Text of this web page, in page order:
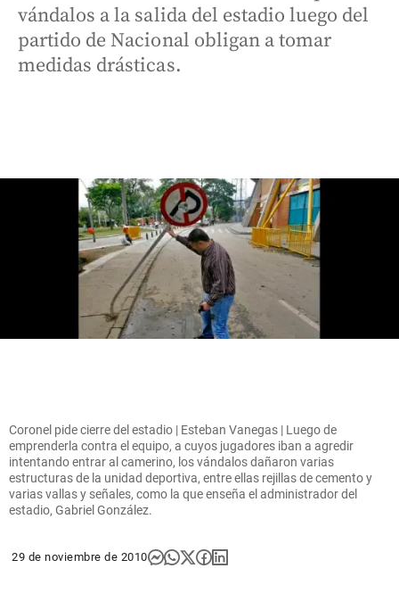
vándalos a la salida del estadio luego del
partido de Nacional obligan a tomar
medidas drásticas.
Coronel pide cierre del estadio | Esteban Vanegas | Luego de
emprenderla contra el equipo, a cuyos jugadores iban a agredir
intentando entrar al camerino, los vándalos dañaron varias
estructuras de la unidad deportiva, entre ellas rejillas de cemento y
varias vallas y señales, como la que enseña el administrador del
estadio, Gabriel González.
29 de noviembre de 2010